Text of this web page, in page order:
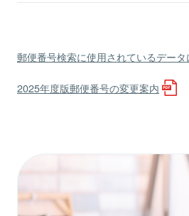
郵便番号検索に使用されているデータ
2025年度版郵便番号の変更案内